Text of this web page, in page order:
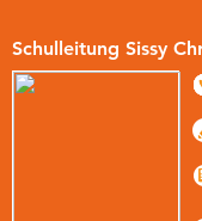
Schulleitung Sissy